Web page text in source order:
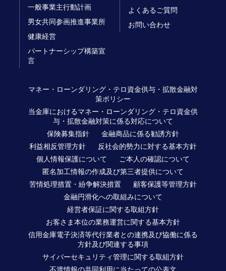
一般事業主行動計画
男女共同参画推進事業所
健康経営
パートナーシップ構築宣
言
よくあるご質問
お問い合わせ
マネー・ローンダリング・テロ資金供与・拡散金融対
策ポリシー
当金庫におけるマネー・ローンダリング・テロ資金供
与・拡散金融対策に係る対応について
保険募集指針
金融商品に係る勧誘方針
利益相反管理方針
反社会的勢力に対する基本方針
個人情報保護について
ご本人の確認について
匿名加工情報の作成及び第三者提供について
苦情処理措置・紛争解決措置
顧客保護等管理方針
金融円滑化への取組みについて
経営者保証に関する取組方針
お客さま本位の業務運営に関する基本方針
信用金庫電子決済等代行業者との連携及び協働に係る
方針及び関連する事項
サイバーセキュリティ管理に関する取組方針
不渡情報の共同利用に当たっての公表文